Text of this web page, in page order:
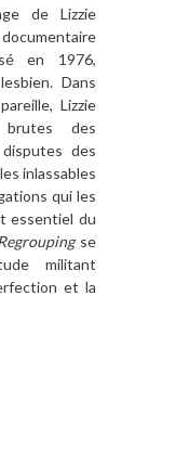
de Lizzie
en 1976,
Dans
Lizzie
des
des
inlassables
qui les
essentiel du
se
militant
et la